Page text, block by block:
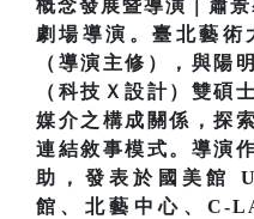
概念發展暨導演｜蕭景
劇場導演。臺北藝術
（導演主修），與陽
（科技Ｘ設計）雙碩
媒介之構成關係，探
連結敘事模式。導演
助，發表於國美館
館、北藝中心、C-